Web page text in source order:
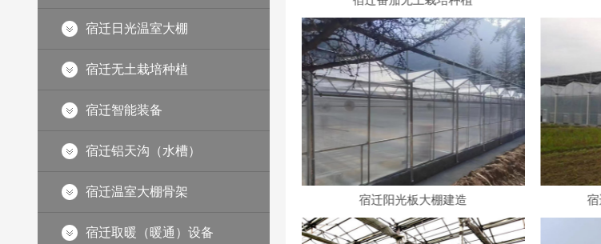
宿迁日光温室大棚
宿迁无土栽培种植
宿迁智能装备
宿迁铝天沟（水槽）
宿迁温室大棚骨架
宿迁取暖（暖通）设备
宿迁阳光板大棚建造 宿迁外遮阳连栋薄膜大棚